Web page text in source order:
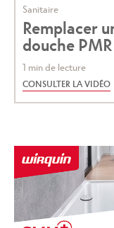
Sanitaire
Remplacer
douche
1 min de lecture
CONSULTER LA VIDÉO